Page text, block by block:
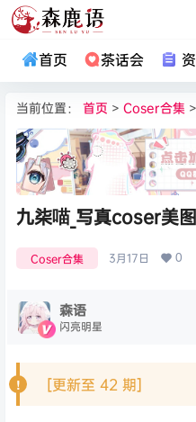
首页 茶话会
当前位置： 首页 > Coser合集
九柒喵_写真coser美
Coser合集 3月17日 0
森语
闪亮明星
[更新至 42 期]